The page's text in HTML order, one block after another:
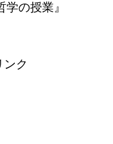
学の授業』
ンク